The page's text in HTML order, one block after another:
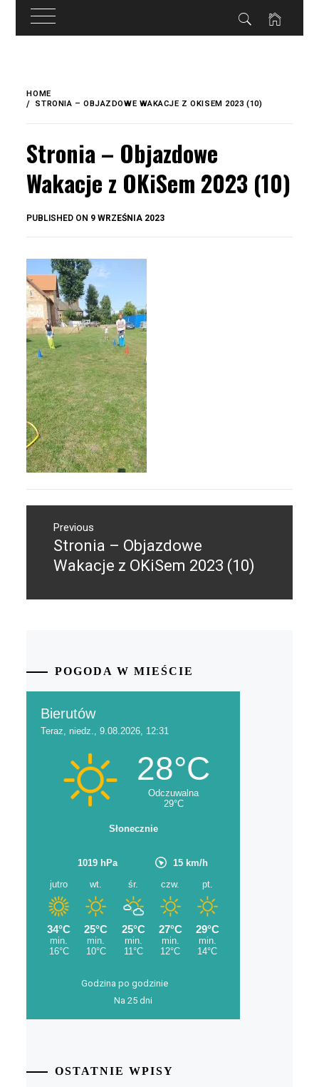
treści
content
HOME
STRONIA – OBJAZDOWE WAKACJE Z OKISEM 2023 (10)
Stronia – Objazdowe
Wakacje z OKiSem 2023 (10)
PUBLISHED ON 9 WRZEŚNIA 2023
wpisuPrevious
Previous
post:
Stronia – Objazdowe
Wakacje z OKiSem 2023 (10)
POGODA W MIEŚCIE
Godzina po godzinie
Na 25 dni
OSTATNIE WPISY